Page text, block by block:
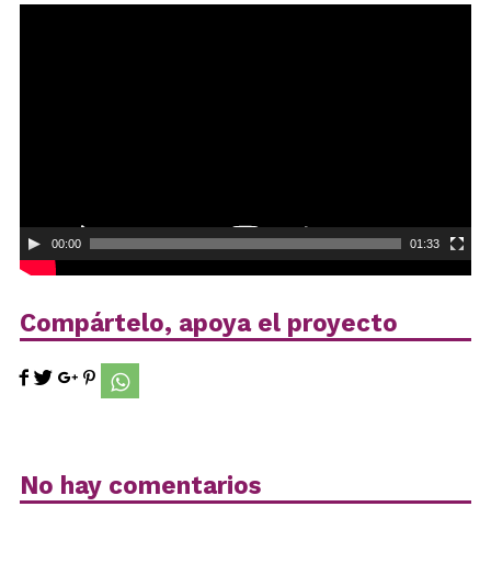
00:00 01:33
Compártelo, apoya el proyecto
No hay comentarios